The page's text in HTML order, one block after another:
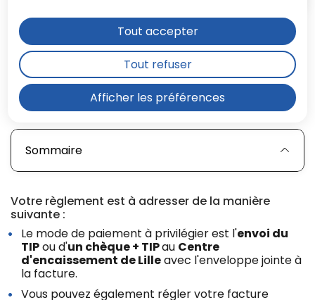
Afficher les préférences
Tout accepter
Tout refuser
Paiement en ligne sécurisé, par carte
bancaire
Sommaire
Votre règlement est à adresser de la manière
suivante :
Le mode de paiement à privilégier est l'envoi du
TIPou d'un chèque + TIPau Centre
d'encaissement de Lilleavec l'enveloppe jointe à
la facture.
Vous pouvez également régler votre facture